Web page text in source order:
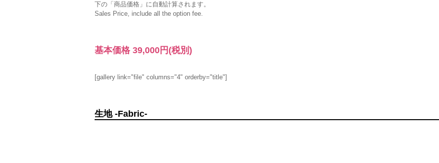
下の「商品価格」に自動計算されます。
Sales Price, include all the option fee.
基本価格 39,000円 (税別)
[gallery link="file" columns="4" orderby="title"]
生地 -Fabric-